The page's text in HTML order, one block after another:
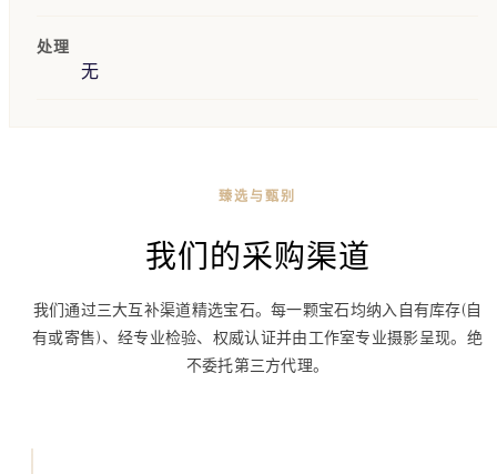
处理
无
臻选与甄别
我们的采购渠道
我们通过三大互补渠道精选宝石。每一颗宝石均纳入自有库存(自
有或寄售)、经专业检验、权威认证并由工作室专业摄影呈现。绝
不委托第三方代理。